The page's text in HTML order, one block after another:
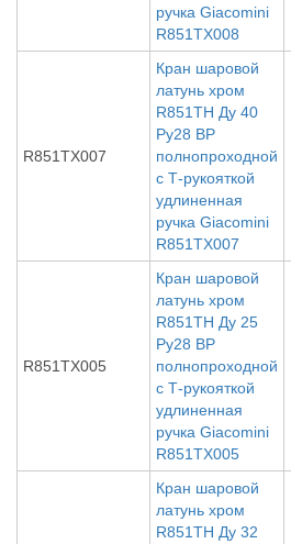
ручка Giacomini
R851TX008
R851TX007
Кран шаровой
латунь хром
R851TH Ду 40
Ру28 ВР
полнопроходной
с Т-рукояткой
удлиненная
ручка Giacomini
R851TX007
R851TX005
Кран шаровой
латунь хром
R851TH Ду 25
Ру28 ВР
полнопроходной
с Т-рукояткой
удлиненная
ручка Giacomini
R851TX005
Кран шаровой
латунь хром
R851TH Ду 32